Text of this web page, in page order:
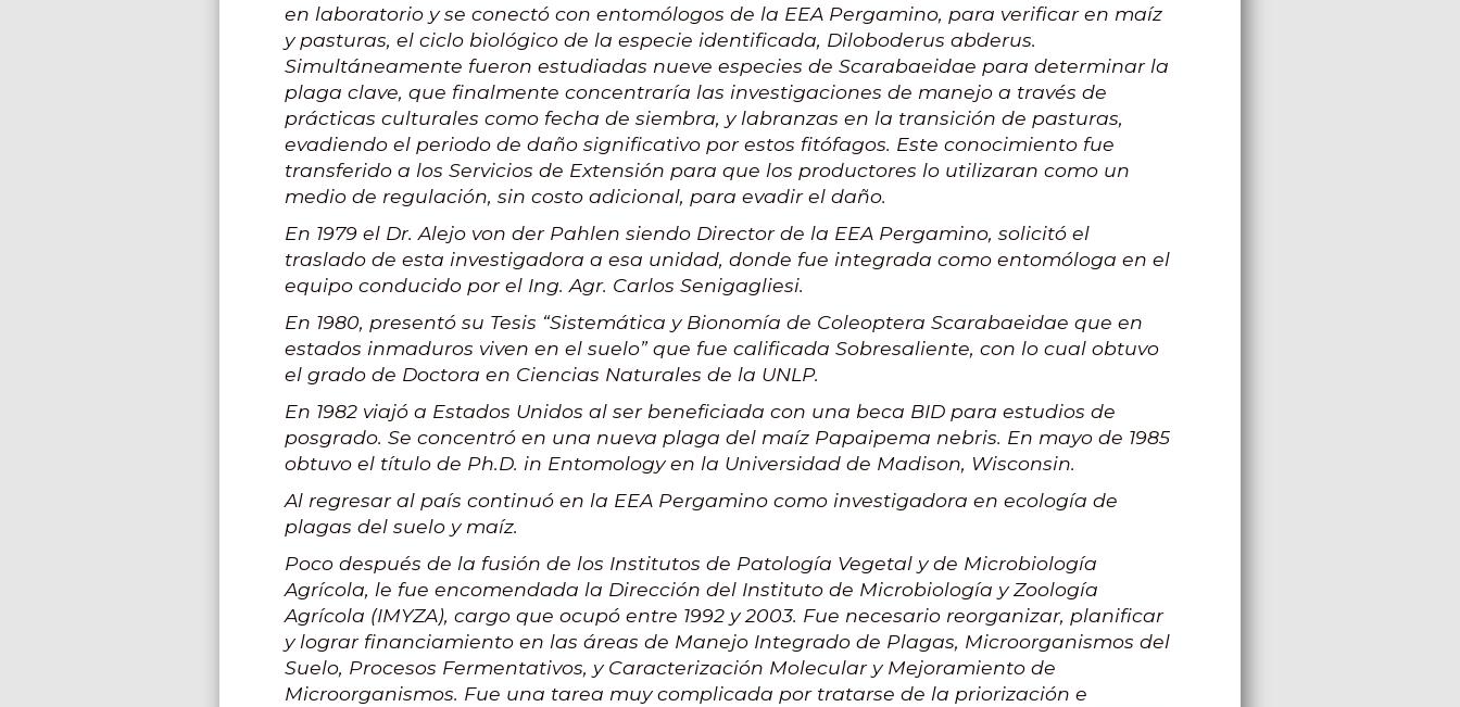
en laboratorio y se conectó con entomólogos de la EEA Pergamino, para verificar en maíz
y pasturas, el ciclo biológico de la especie identificada, Diloboderus abderus.
Simultáneamente fueron estudiadas nueve especies de Scarabaeidae para determinar la
plaga clave, que finalmente concentraría las investigaciones de manejo a través de
prácticas culturales como fecha de siembra, y labranzas en la transición de pasturas,
evadiendo el periodo de daño significativo por estos fitófagos. Este conocimiento fue
transferido a los Servicios de Extensión para que los productores lo utilizaran como un
medio de regulación, sin costo adicional, para evadir el daño.
En 1979 el Dr. Alejo von der Pahlen siendo Director de la EEA Pergamino, solicitó el
traslado de esta investigadora a esa unidad, donde fue integrada como entomóloga en el
equipo conducido por el Ing. Agr. Carlos Senigagliesi.
En 1980, presentó su Tesis “Sistemática y Bionomía de Coleoptera Scarabaeidae que en
estados inmaduros viven en el suelo” que fue calificada Sobresaliente, con lo cual obtuvo
el grado de Doctora en Ciencias Naturales de la UNLP.
En 1982 viajó a Estados Unidos al ser beneficiada con una beca BID para estudios de
posgrado. Se concentró en una nueva plaga del maíz Papaipema nebris. En mayo de 1985
obtuvo el título de Ph.D. in Entomology en la Universidad de Madison, Wisconsin.
Al regresar al país continuó en la EEA Pergamino como investigadora en ecología de
plagas del suelo y maíz.
Poco después de la fusión de los Institutos de Patología Vegetal y de Microbiología
Agrícola, le fue encomendada la Dirección del Instituto de Microbiología y Zoología
Agrícola (IMYZA), cargo que ocupó entre 1992 y 2003. Fue necesario reorganizar, planificar
y lograr financiamiento en las áreas de Manejo Integrado de Plagas, Microorganismos del
Suelo, Procesos Fermentativos, y Caracterización Molecular y Mejoramiento de
Microorganismos. Fue una tarea muy complicada por tratarse de la priorización e